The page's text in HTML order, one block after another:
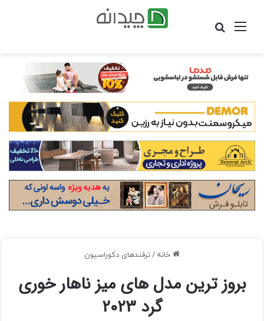
منو
خانه /ترفندهای دکوراسیون
بروز ترین مدل های میز ناهار خوری
گرد 2023